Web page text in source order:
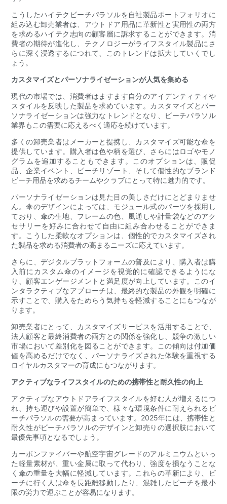
こうしたハイテクビーチパラソルを自社製品ポートフォリオに
組み込む卸売業者は、アウトドア用品に革新性と実用性の両方
を求めるハイテク志向の顧客層に訴求することができます。消
費者の期待が進化し、テクノロジーがライフスタイル製品にさ
らに深く浸透するにつれて、このトレンドは拡大していくでし
ょう。
カスタマイズとパーソナライゼーションが人気を集める
現代の市場では、消費者はますます自分のアイデンティティや
スタイルを反映した製品を求めています。カスタマイズとパー
ソナライゼーションは強力なトレンドとなり、ビーチパラソル
業界もこの需要に応えるべく適応を続けています。
多くの卸売業者はメーカーと提携し、カスタマイズ可能な傘を
提供しています。購入者は色や柄を選び、さらにはロゴやモノ
グラムを追加することもできます。このオプションは、販促
品、企業イベント、ビーチリゾート、そして個性的なブランド
ビーチ用品を求めるチームやクラブにとって特に魅力的です。
パーソナライゼーションは見た目の美しさだけにとどまりませ
ん。傘のデザインによっては、モジュール式のパーツを採用し
ており、傘の生地、フレームの色、風通しや計量袋などのアク
セサリーを好みに合わせて自由に組み合わせることができま
す。こうした柔軟なオプションは、個性的でカスタマイズされ
た製品を求める消費者の高まるニーズに応えています。
さらに、デジタルプラットフォームの普及により、購入者は購
入前にカスタム傘のイメージを視覚的に確認できるようにな
り、顧客エンゲージメントと満足度が向上しています。このイ
ンタラクティブなアプローチは、最終的な製品の外観を明確に
示すことで、購入をためらう気持ちを軽減することにもつなが
ります。
卸売業者にとって、カスタマイズサービスを活用することで、
法人顧客と最終消費者の両方との関係を強化し、競争の激しい
市場において差別化を図ることができます。この傾向は付加価
値を高めるだけでなく、パーソナライズされた体験を重視する
ロイヤルカスタマーの育成にもつながります。
アクティブなライフスタイルのための携帯性と耐久性の向上
アクティブなアウトドアライフスタイルを好む人が増えるにつ
れ、持ち運びや設置が簡単で、様々な環境条件に耐えられるビ
ーチパラソルの需要が高まっています。2025年には、携帯性と
耐久性がビーチパラソルのデザインと卸売りの選択肢において
最優先事項となるでしょう。
カーボンファイバーや航空宇宙グレードのアルミニウムといっ
た軽量素材が、重い金属に取って代わり、強度を損なうことな
く傘の重量を大幅に軽減しています。これらの革新により、ビ
ーチに行く人は傘を長距離移動したり、混雑したビーチを最小
限の労力で運ぶことが容易になります。